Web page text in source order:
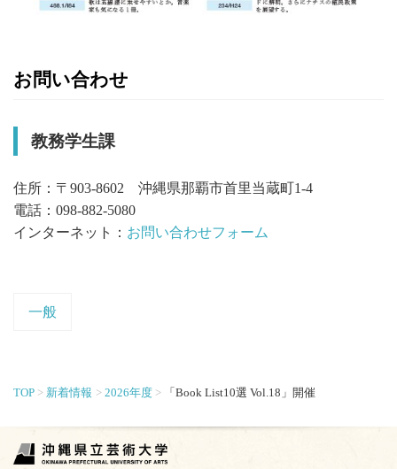
お問い合わせ
教務学生課
住所：〒903-8602 沖縄県那覇市首里当蔵町1-4
電話：098-882-5080
インターネット： お問い合わせフォーム
一般
TOP 新着情報 2026年度 「Book List10選 Vol.18」開催